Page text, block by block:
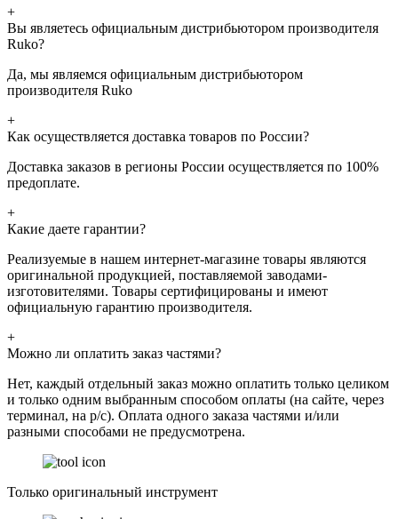
+
Вы являетесь официальным дистрибьютором производителя
Ruko?
Да, мы являемся официальным дистрибьютором
производителя Ruko
+
Как осуществляется доставка товаров по России?
Доставка заказов в регионы России осуществляется по 100%
предоплате.
+
Какие даете гарантии?
Реализуемые в нашем интернет-магазине товары являются
оригинальной продукцией, поставляемой заводами-
изготовителями. Товары сертифицированы и имеют
официальную гарантию производителя.
+
Можно ли оплатить заказ частями?
Нет, каждый отдельный заказ можно оплатить только целиком
и только одним выбранным способом оплаты (на сайте, через
терминал, на р/с). Оплата одного заказа частями и/или
разными способами не предусмотрена.
Только оригинальный инструмент